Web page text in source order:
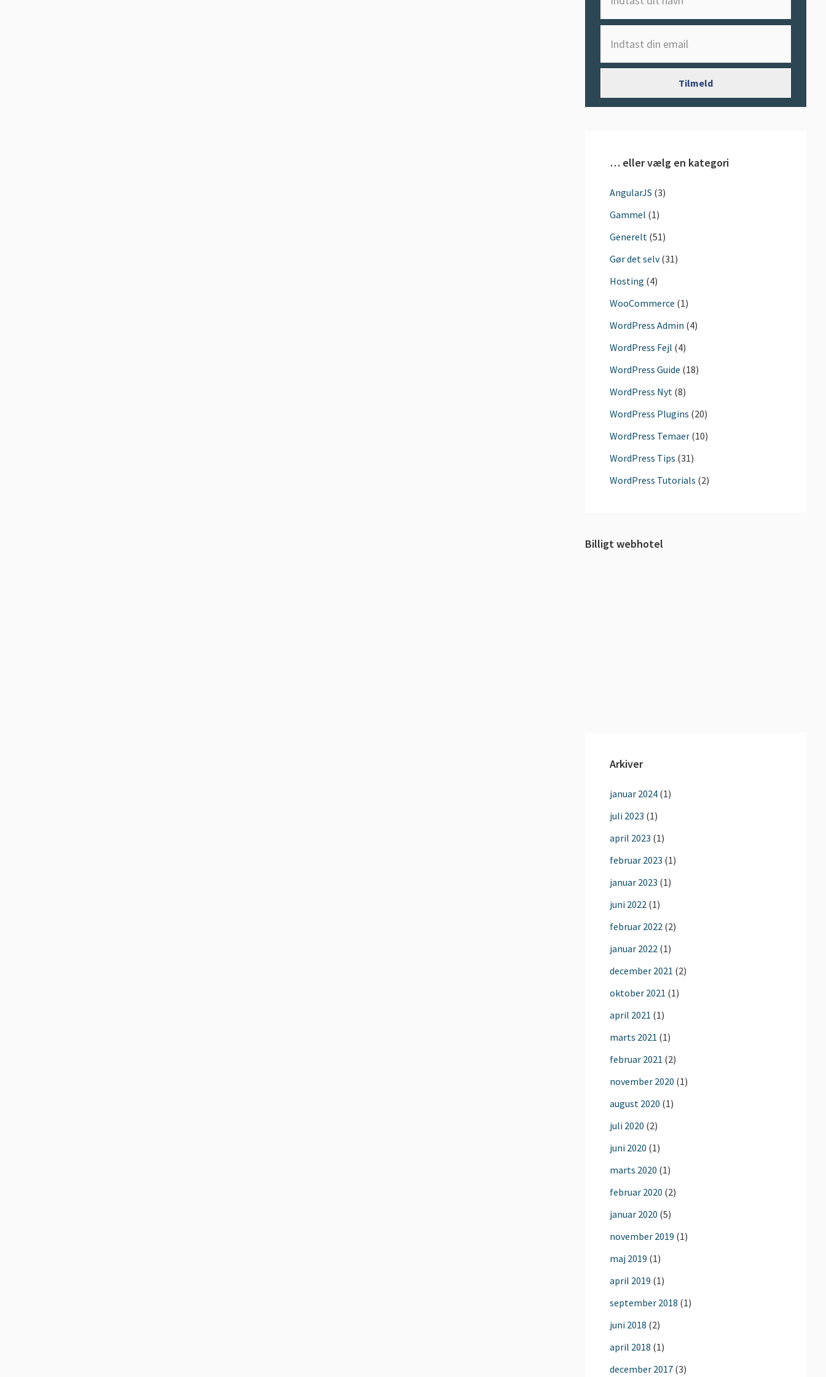
… eller vælg en kategori
AngularJS (3)
Gammel (1)
Generelt (51)
Gør det selv(31)
Hosting (4)
WooCommerce (1)
WordPress Admin (4)
WordPress Fejl (4)
WordPress Guide (18)
WordPress Nyt (8)
WordPress Plugins (20)
WordPress Temaer (10)
WordPress Tips (31)
WordPress Tutorials (2)
Billigt webhotel
Arkiver
januar 2024 (1)
juli 2023 (1)
april 2023 (1)
februar 2023 (1)
januar 2023 (1)
juni 2022 (1)
februar 2022 (2)
januar 2022 (1)
december 2021 (2)
oktober 2021 (1)
april 2021 (1)
marts 2021 (1)
februar 2021 (2)
november 2020 (1)
august 2020 (1)
juli 2020 (2)
juni 2020 (1)
marts 2020 (1)
februar 2020 (2)
januar 2020 (5)
november 2019 (1)
maj 2019 (1)
april 2019 (1)
september 2018 (1)
juni 2018 (2)
april 2018 (1)
december 2017 (3)